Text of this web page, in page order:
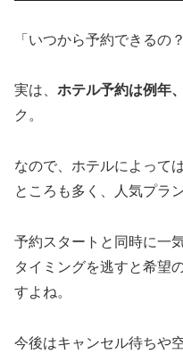
「いつから予約できるの
実は、 ホテル予約は例年
ク。
なので、ホテルによって
ところも多く、人気プラ
予約スタートと同時に一
タイミングを逃すと希望
すよね。
今後はキャンセル待ちや